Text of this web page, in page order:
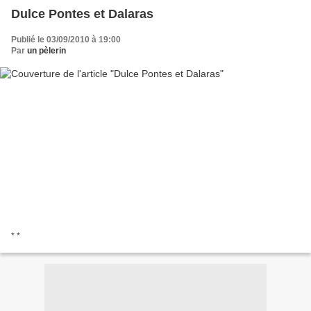
Dulce Pontes et Dalaras
Publié le 03/09/2010 à 19:00
Par un pèlerin
* *